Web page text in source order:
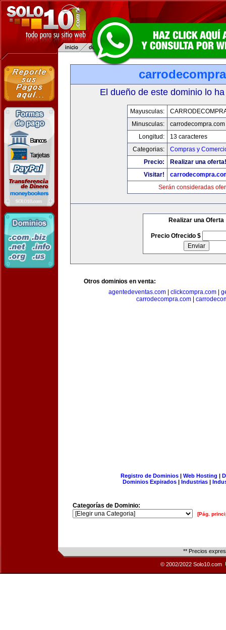
El dueño de este dominio lo
Mayusculas:
Minusculas:
carrodecompra.com
Longitud:
13 caracteres
Categorias:
Compras y
Precio:
Realizar una oferta!
Visitar!
Serán consideradas
Realizar una Oferta
Precio Ofrecido $
Otros dominios en venta:
agentedeventas.com| clickcompra.com|
carrodecompra.com|
Registro de Dominios| Web Hosting |
Dominios Expirados | Industrias |
Categorías de Dominio:
[Pág.
** Precios
© 2002/2022 Solo10.com